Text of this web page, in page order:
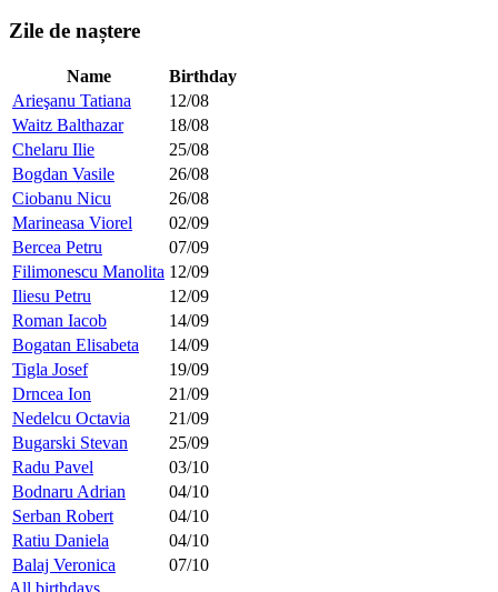
Zile de naștere
Name
Birthday
Arieşanu Tatiana
12/08
Waitz Balthazar
18/08
Chelaru Ilie
25/08
Bogdan Vasile
26/08
Ciobanu Nicu
26/08
Marineasa Viorel
02/09
Bercea Petru
07/09
Filimonescu Manolita 12/09
Iliesu Petru
12/09
Roman Iacob
14/09
Bogatan Elisabeta
14/09
Tigla Josef
19/09
Drncea Ion
21/09
Nedelcu Octavia
21/09
Bugarski Stevan
25/09
Radu Pavel
03/10
Bodnaru Adrian
04/10
Serban Robert
04/10
Ratiu Daniela
04/10
Balaj Veronica
07/10